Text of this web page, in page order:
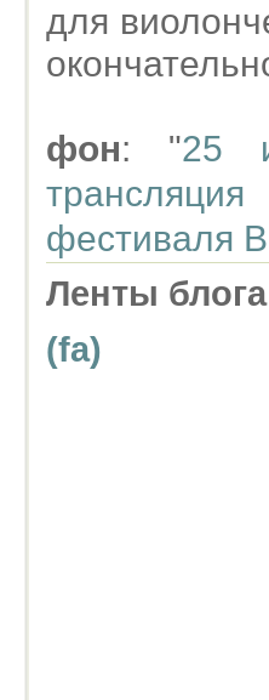
для
фон: "25
фестиваля
Ленты
(fa)